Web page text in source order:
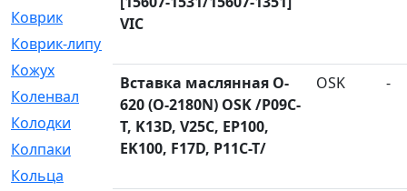
Коврик
Коврик-липучка
Кожух
[4]
Коленвал
[38]
Колодки
[2151]
Колпаки
[5]
Кольца
VIC
Вставка маслянная O-
620 (O-2180N) OSK /P09C-
T, K13D, V25C, EP100,
EK100, F17D, P11C-T/
OSK -